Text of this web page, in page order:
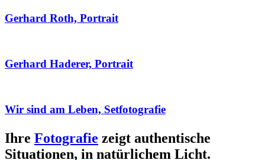
Gerhard Roth, Portrait
Gerhard Haderer, Portrait
Wir sind am Leben, Setfotografie
Ihre Fotografie zeigt authentische
Situationen, in natürlichem Licht.